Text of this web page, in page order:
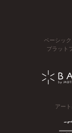
ベーシッ
プラット
アー